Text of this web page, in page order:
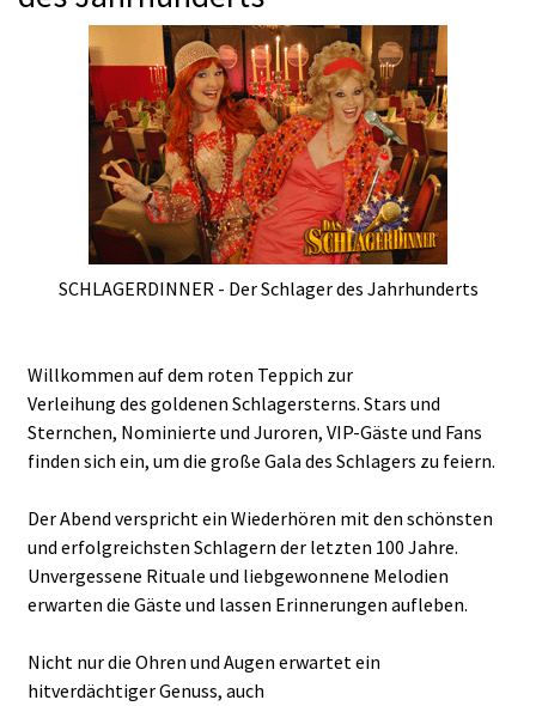
SCHLAGERDINNER - Der Schlager des Jahrhunderts
Willkommen auf dem roten Teppich zur
Verleihung des goldenen Schlagersterns. Stars und
Sternchen, Nominierte und Juroren, VIP-Gäste und Fans
finden sich ein, um die große Gala des Schlagers zu feiern.
Der Abend verspricht ein Wiederhören mit den schönsten
und erfolgreichsten Schlagern der letzten 100 Jahre.
Unvergessene Rituale und liebgewonnene Melodien
erwarten die Gäste und lassen Erinnerungen aufleben.
Nicht nur die Ohren und Augen erwartet ein
hitverdächtiger Genuss, auch